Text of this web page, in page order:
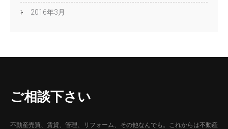
2016年3月
ご相談下さい
不動産売買、賃貸、管理、リフォーム、その他なんでも。これからは不動産